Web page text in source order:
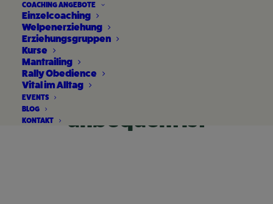
COACHING ANGEBOTE
Einzelcoaching
Welpenerziehung
Erziehungsgruppen
Kurse
Mantrailing
Rally Obedience
Vital im Alltag
EVENTS
BLOG
KONTAKT
warum
Hundeerziehung
unbequem ist